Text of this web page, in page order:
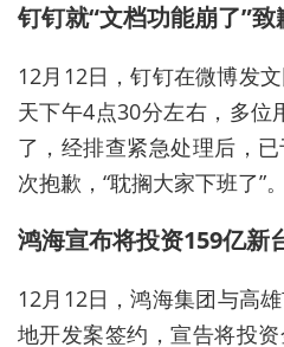
钉钉就“文档功能崩了”
12月12日，钉钉在微博发
天下午4点30分左右，多位
了，经排查紧急处理后，
次抱歉，“耽搁大家下班了”。
鸿海宣布将投资159亿新
12月12日，鸿海集团与高
地开发案签约，宣告将投